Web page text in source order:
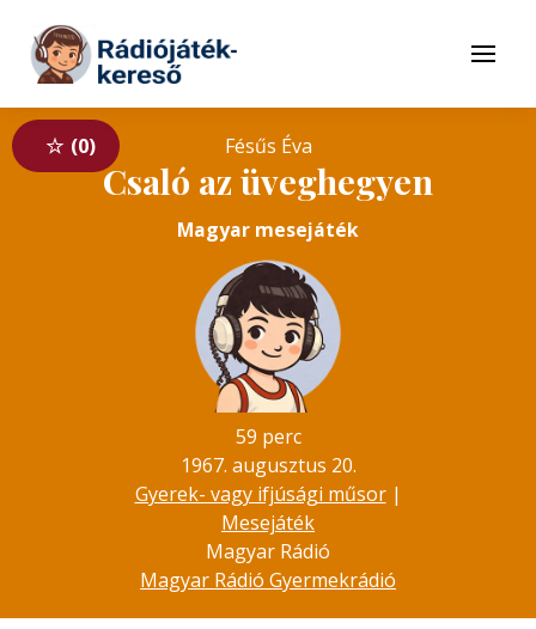
Tovább a tartalomhoz
Menü
0 Fésűs Éva
Csaló az üveghegyen
Magyar mesejáték
59 perc
1967. augusztus 20.
Gyerek- vagy ifjúsági műsor|
Mesejáték
Magyar Rádió
Magyar Rádió Gyermekrádió